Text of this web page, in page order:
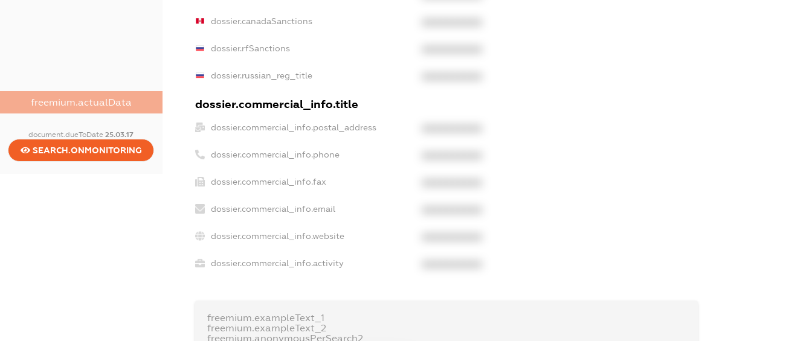
freemium.actualData
document.dueToDate25.03.17
SEARCH.ONMONITORING
dossier.canadaSanctions
dossier.rfSanctions
dossier.russian_reg_title
dossier.commercial_info.title
dossier.commercial_info.postal_address
dossier.commercial_info.phone
dossier.commercial_info.fax
dossier.commercial_info.email
dossier.commercial_info.website
dossier.commercial_info.activity
freemium.exampleText_1
freemium.exampleText_2
freemium.anonymousPerSearch2